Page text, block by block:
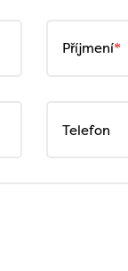
Příjmení
Telefon